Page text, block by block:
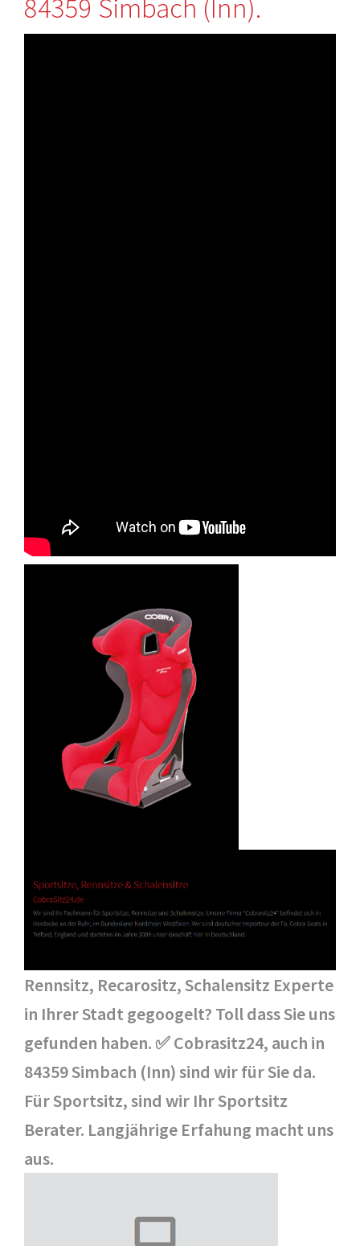
84359 Simbach (Inn).
Rennsitz, Recarositz, Schalensitz Experte
in Ihrer Stadt gegoogelt? Toll dass Sie uns
gefunden haben. ✅ Cobrasitz24, auch in
84359 Simbach (Inn) sind wir für Sie da.
Für Sportsitz, sind wir Ihr Sportsitz
Berater. Langjährige Erfahung macht uns
aus.